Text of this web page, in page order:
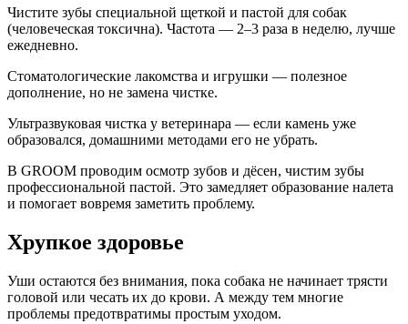
Чистите зубы специальной щеткой и пастой для собак
(человеческая токсична). Частота — 2–3 раза в неделю, лучше
ежедневно.
Стоматологические лакомства и игрушки — полезное
дополнение, но не замена чистке.
Ультразвуковая чистка у ветеринара — если камень уже
образовался, домашними методами его не убрать.
В GROOM проводим осмотр зубов и дёсен, чистим зубы
профессиональной пастой. Это замедляет образование налета
и помогает вовремя заметить проблему.
Хрупкое здоровье
Уши остаются без внимания, пока собака не начинает трясти
головой или чесать их до крови. А между тем многие
проблемы предотвратимы простым уходом.